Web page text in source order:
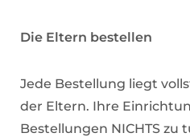
Die Eltern bestellen
Jede Bestellung liegt
der Eltern. Ihre
Bestellungen NICHTS zu